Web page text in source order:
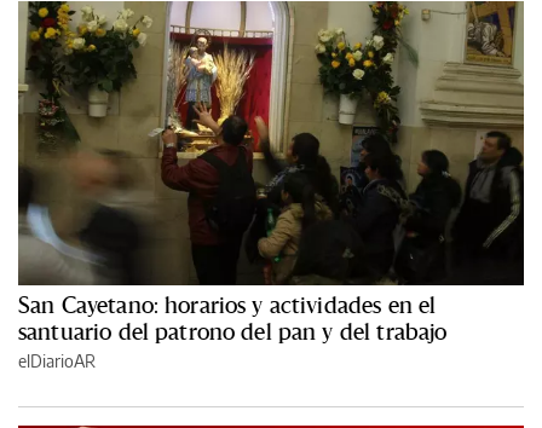
San Cayetano: horarios y actividades en el
santuario del patrono del pan y del trabajo
elDiarioAR